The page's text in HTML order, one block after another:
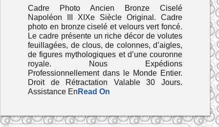
Cadre Photo Ancien Bronze Ciselé
Napoléon III XIXe Siècle Original. Cadre
photo en bronze ciselé et velours vert foncé.
Le cadre présente un riche décor de volutes
feuillagées, de clous, de colonnes, d’aigles,
de figures mythologiques et d’une couronne
royale. Nous Expédions
Professionnellement dans le Monde Entier.
Droit de Rétractation Valable 30 Jours.
Assistance En Read On